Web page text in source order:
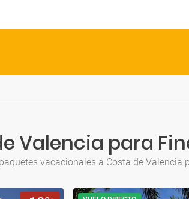
Valencia para
vacacionales a Costa de Valencia